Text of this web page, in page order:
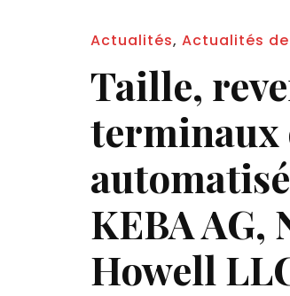
Actualités, Actualités
Taille,
terminaux
KEBA AG,
Howell